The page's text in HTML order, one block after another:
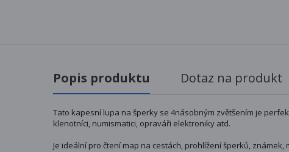
Popis produktu Dotaz na produkt
Tato kapesní lupa na šperky se 4násobným zvětšením je
klenotníci, numismatici, opraváři elektroniky atd.
Je ideální pro čtení map na cestách, prohlížení šperků,